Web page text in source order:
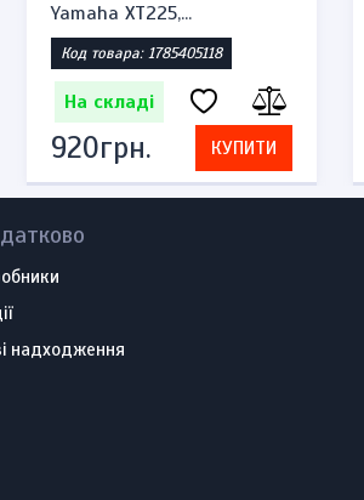
Yamaha XT225,...
Код товара: 1785405118
На складі
920грн. КУПИТИ
надходження